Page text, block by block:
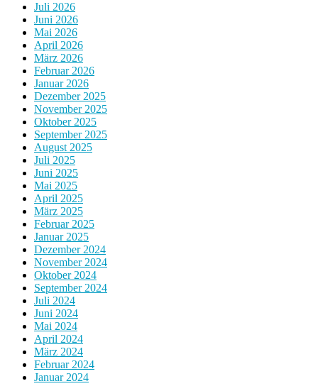
Juli 2026
Juni 2026
Mai 2026
April 2026
März 2026
Februar 2026
Januar 2026
Dezember 2025
November 2025
Oktober 2025
September 2025
August 2025
Juli 2025
Juni 2025
Mai 2025
April 2025
März 2025
Februar 2025
Januar 2025
Dezember 2024
November 2024
Oktober 2024
September 2024
Juli 2024
Juni 2024
Mai 2024
April 2024
März 2024
Februar 2024
Januar 2024